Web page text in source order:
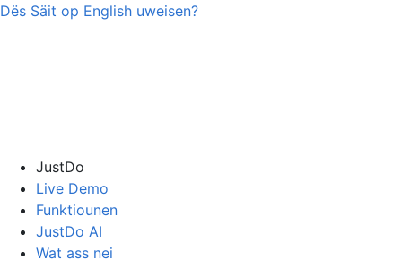
Dës Säit op English uweisen?
JustDo
Live Demo
Funktiounen
JustDo AI
Wat ass nei